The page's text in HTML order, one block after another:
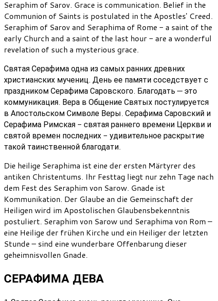
Seraphim of Sarov. Grace is communication. Belief in the
Communion of Saints is postulated in the Apostles' Creed.
Seraphim of Sarov and Seraphima of Rome - a saint of the
early Church and a saint of the last hour - are a wonderful
revelation of such a mysterious grace.
Святая Серафима одна из самых ранних древних
христианских мучениц. День ее памяти соседствует с
праздником Серафима Саровского. Благодать — это
коммуникация. Вера в Общение Святых постулируется
в Апостольском Символе Веры. Серафима Саровский и
Серафима Римская - святая раннего времени Церкви и
святой времен последних - удивительное раскрытие
такой таинственной благодати.
Die heilige Seraphima ist eine der ersten Märtyrer des
antiken Christentums. Ihr Festtag liegt nur zehn Tage nach
dem Fest des Seraphim von Sarow. Gnade ist
Kommunikation. Der Glaube an die Gemeinschaft der
Heiligen wird im Apostolischen Glaubensbekenntnis
postuliert. Seraphim von Sarow und Seraphima von Rom –
eine Heilige der frühen Kirche und ein Heiliger der letzten
Stunde – sind eine wunderbare Offenbarung dieser
geheimnisvollen Gnade.
СЕРАФИМА ДЕВА